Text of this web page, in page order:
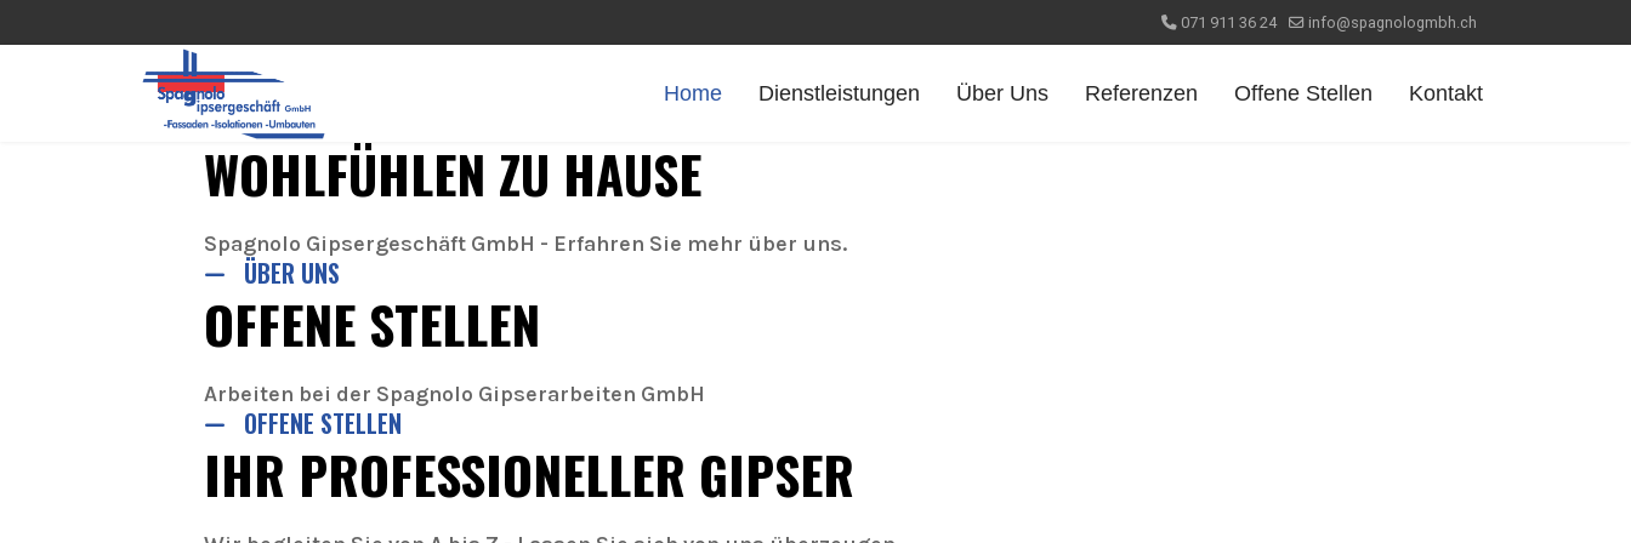
071 911 36 24 info@spagnologmbh.ch
Home Dienstleistungen Über Uns Referenzen Offene Stellen Kontakt
WOHLFÜHLEN ZU HAUSE
Spagnolo Gipsergeschäft GmbH - Erfahren Sie mehr über uns.
ÜBER UNS
OFFENE STELLEN
Arbeiten bei der Spagnolo Gipserarbeiten GmbH
OFFENE STELLEN
IHR PROFESSIONELLER GIPSER